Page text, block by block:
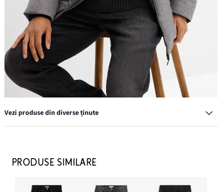
Vezi produse din diverse ținute
Tricou (set/ 5 buc.)
189,90 lei
PRODUSE SIMILARE